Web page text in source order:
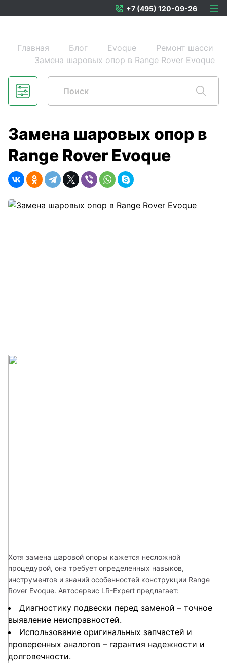
+7 (495) 120-09-26
Главная Блог Evoque
Ремонт шасси
Замена шаровых опор в Range Rover Evoque
Хотя замена шаровой опоры кажется несложной
процедурой, она требует определенных навыков,
инструментов и знаний особенностей конструкции Range
Rover Evoque. Автосервис LR-Expert предлагает:
Диагностику подвески перед заменой – точное
выявление неисправностей.
Использование оригинальных запчастей и
проверенных аналогов – гарантия надежности и
долговечности.